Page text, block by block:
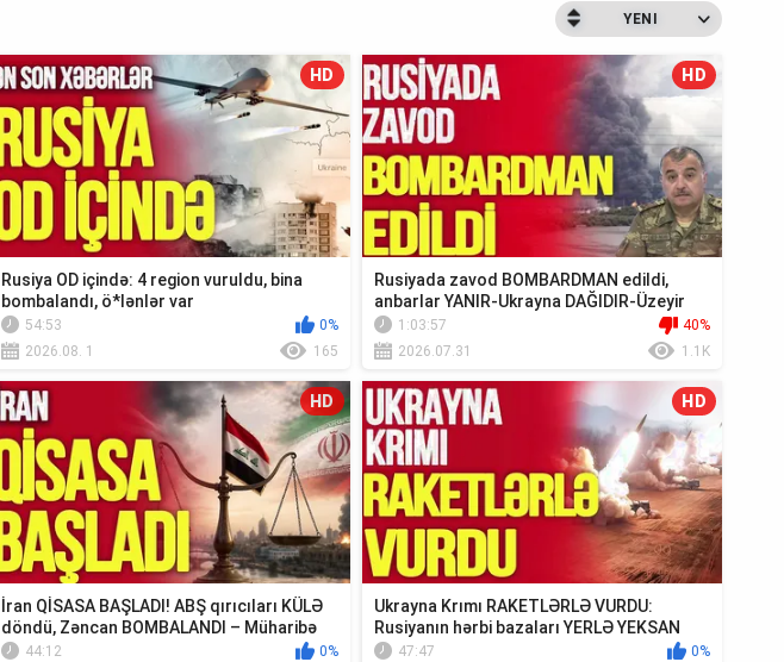
YENI
HD
Rusiya OD içində: 4 region vuruldu, bina
bombalandı, ö*lənlər var
54:53
0%
2026.08. 1
165
HD
Rusiyada zavod BOMBARDMAN edildi,
anbarlar YANIR-Ukrayna DAĞIDIR-Üzeyir
Cəfərov Ca...
1:03:57
40%
2026.07.31
1.1K
HD
İran QİSASA BAŞLADI! ABŞ qırıcıları KÜLƏ
döndü, Zəncan BOMBALANDI – Müharibə
xəbər...
44:12
0%
HD
Ukrayna Krımı RAKETLƏRLƏ VURDU:
Rusiyanın hərbi bazaları YERLƏ YEKSAN
EDİLDİ - TV ...
47:47
0%